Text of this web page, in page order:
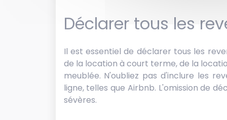
Déclarer tous les
Il est essentiel de déclarer tous les
de la location à court terme, de la
meublée. N'oubliez pas d'inclure les
ligne, telles que Airbnb. L'omission de
sévères.